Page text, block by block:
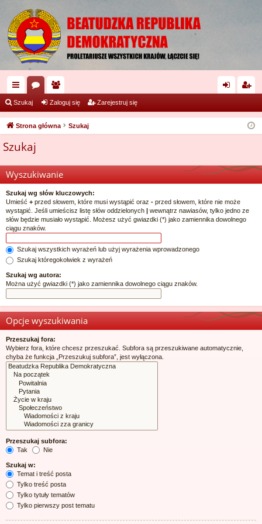
ię
ce
or
a
ży
tk
ni
cy
og
ę
ej
j
Szukaj Zaloguj się Zarejestruj się
Strona główna Szukaj
Szukaj
Wyszukiwanie
Szukaj wg słów kluczowych:
Umieść + przed słowem, które musi wystąpić oraz - przed słowem, które nie może
wystąpić. Jeśli umieścisz listę słów oddzielonych | wewnątrz nawiasów, tylko jedno ze
słów będzie musiało wystąpić. Możesz użyć gwiazdki (*) jako zamiennika dowolnego
ciągu znaków.
Szukaj wszystkich wyrażeń lub użyj wyrażenia wprowadzonego
Szukaj któregokolwiek z wyrażeń
Szukaj wg autora:
Można użyć gwiazdki (*) jako zamiennika dowolnego ciągu znaków.
Opcje wyszukiwania
Przeszukaj fora:
Wybierz fora, które chcesz przeszukać. Subfora są przeszukiwane automatycznie,
chyba że funkcja „Przeszukuj subfora”, jest wyłączona.
Przeszukaj subfora:
Tak
Nie
Szukaj w:
Temat i treść posta
Tylko treść posta
Tylko tytuły tematów
Tylko pierwszy post tematu